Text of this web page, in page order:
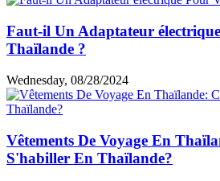
Faut-il Un Adaptateur
Thaïlande ?
Wednesday, 08/28/2024
Vêtements De Voyage En
S'habiller En Thaïlande?